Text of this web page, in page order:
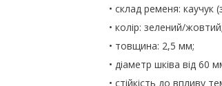
• склад ременя: каучук
• колір: зелений/жовтий;
• товщина: 2,5 мм;
• діаметр шківа від 60
• стійкість до впливу